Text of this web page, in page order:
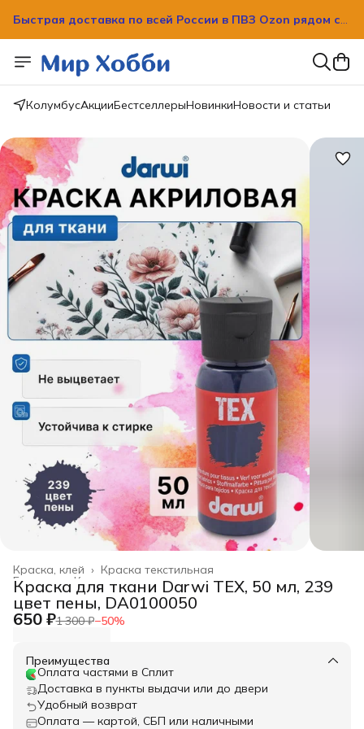
вашим домом!
вашим домом!
КолумбусАкцииБестселлерыНовинкиНовости и статьи
Краска текстильная
Краска, клей ›
Канцелярские товары ›
Главная ›
Краска для ткани Darwi TEX, 50 мл, 239
цвет пены, DA0100050
650 ₽1 300 ₽−50%
Преимущества
Оплата частями в Сплит
Доставка в пункты выдачи или до двери
Удобный возврат
Оплата — картой, СБП или наличными